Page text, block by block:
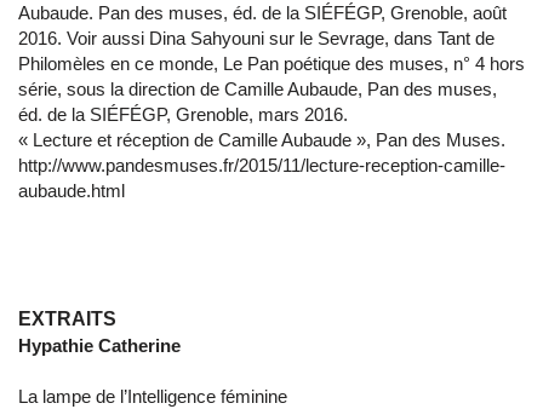
Aubaude. Pan des muses, éd. de la SIÉFÉGP, Grenoble, août
2016. Voir aussi Dina Sahyouni sur le Sevrage, dans Tant de
Philomèles en ce monde, Le Pan poétique des muses, n° 4 hors
série, sous la direction de Camille Aubaude, Pan des muses,
éd. de la SIÉFÉGP, Grenoble, mars 2016.
« Lecture et réception de Camille Aubaude », Pan des Muses.
http://www.pandesmuses.fr/2015/11/lecture-reception-camille-
aubaude.html
EXTRAITS
Hypathie Catherine
La lampe de l’Intelligence féminine